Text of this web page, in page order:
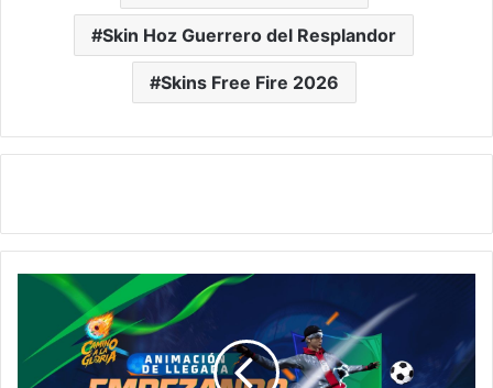
Skin Hoz Guerrero del Resplandor
Skins Free Fire 2026
¡Nuevo
Mágica
en
Free